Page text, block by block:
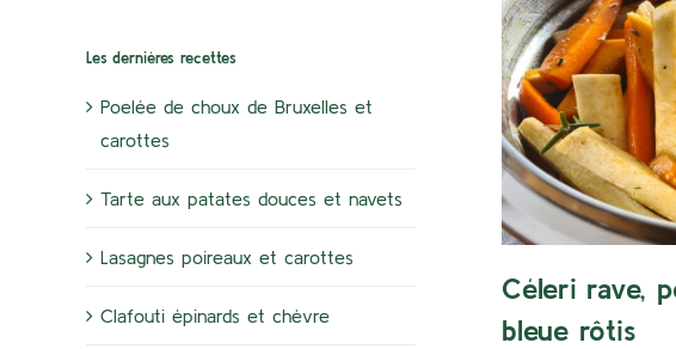
Céleri rave,
bleue rôtis
Les dernières recettes
Poelée de choux de Bruxelles et
carottes
Tarte aux patates douces et navets
Lasagnes poireaux et carottes
Clafouti épinards et chèvre